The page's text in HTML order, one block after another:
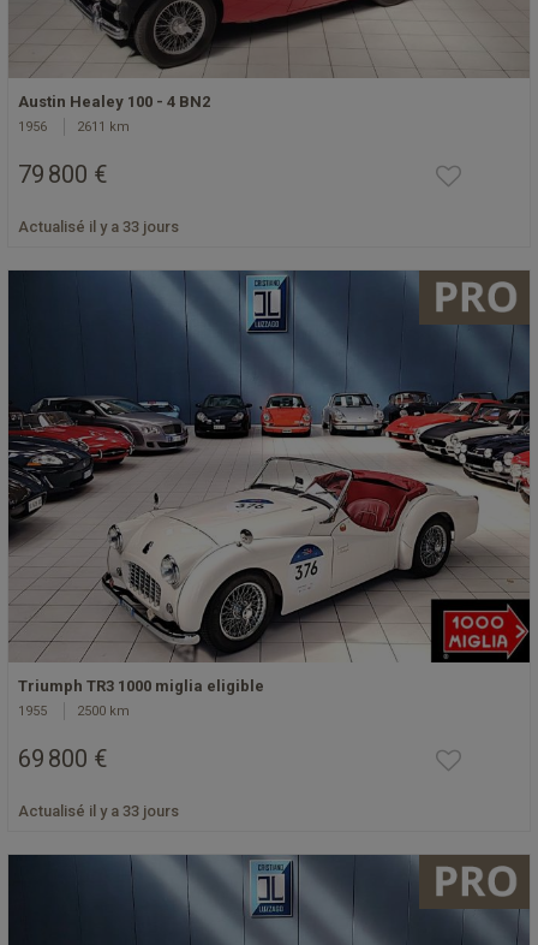
Austin Healey 100 - 4 BN2
1956 2611 km
79 800 €
Actualisé il y a 33 jours
Triumph TR3 1000 miglia eligible
1955 2500 km
69 800 €
Actualisé il y a 33 jours